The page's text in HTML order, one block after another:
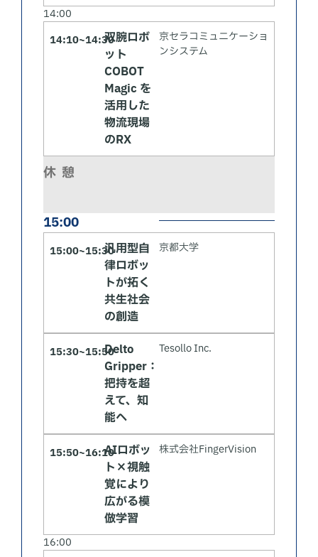
14:00
14:10~14:30双腕ロボ
ット
COBOT
Magic を
活用した
物流現場
のRX
京セラコミュニケーショ
ンシステム
休憩
15:00
15:00~15:30汎用型自
律ロボッ
トが拓く
共生社会
の創造
京都大学
15:30~15:50Delto
Gripper：
把持を超
えて、知
能へ
Tesollo Inc.
15:50~16:10AIロボッ
ト×視触
覚により
広がる模
倣学習
株式会社FingerVision
16:00